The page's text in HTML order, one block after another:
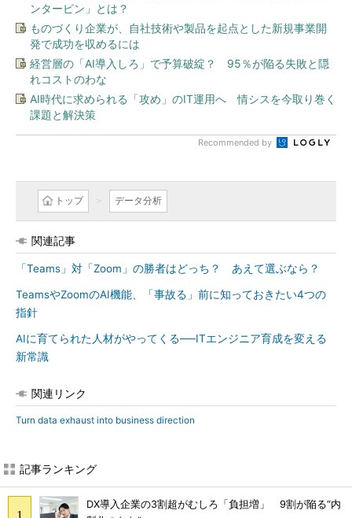
ンターピン」とは？
ものづくり企業が、自社技術や製品を起点とした新規事業開
発で成功を収めるには
経営層の「AI導入しろ」で予算破綻？ 95％が陥る失敗と隠
れコストのわな
AI時代に求められる「攻め」のIT運用へ 情シスを今取り巻く
課題と解決策
Recommended by
トップ データ分析
関連記事
「Teams」対「Zoom」の勝者はどっち？ あえて選ぶなら？
TeamsやZoomのAI機能、「事故る」前に知っておきたい4つの
指針
AIに育てられた人材がやってくる──ITエンジニア育成を変える
新常識
関連リンク
Turn data exhaust into business direction
記事ランキング
DX導入企業の3割超がむしろ「負担増」 9割が陥る“内